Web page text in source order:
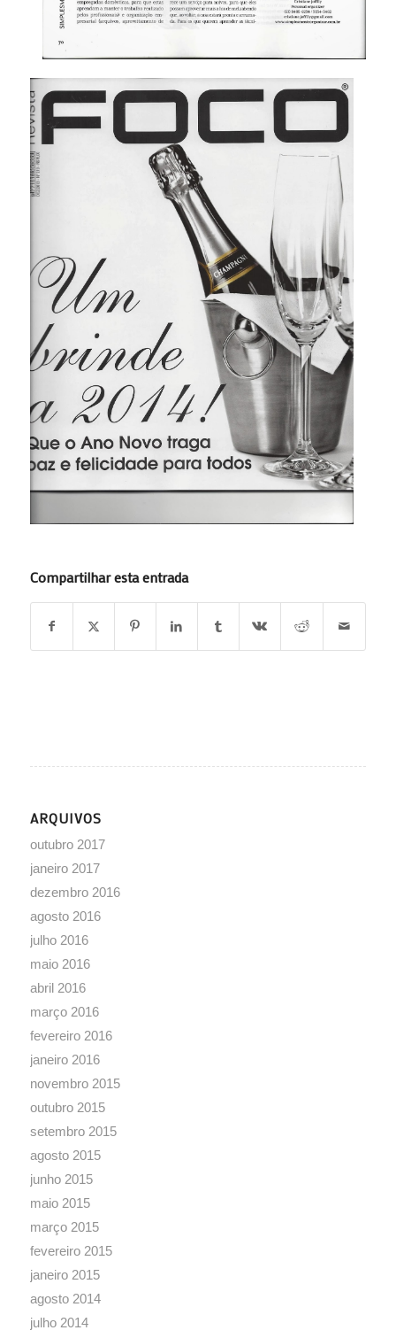
Compartilhar esta entrada
ARQUIVOS
outubro 2017
janeiro 2017
dezembro 2016
agosto 2016
julho 2016
maio 2016
abril 2016
março 2016
fevereiro 2016
janeiro 2016
novembro 2015
outubro 2015
setembro 2015
agosto 2015
junho 2015
maio 2015
março 2015
fevereiro 2015
janeiro 2015
agosto 2014
julho 2014